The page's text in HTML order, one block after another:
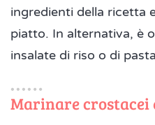
ingredienti della ricetta
piatto. In alternativa, è
insalate di riso o di
Marinare crostacei